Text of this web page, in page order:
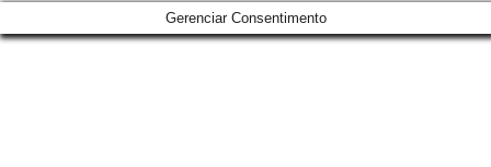
Gerenciar Consentimento